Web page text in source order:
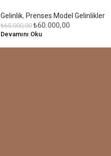
Gelinlik, Prenses Model Gelinlikler
₺65.000,00 ₺60.000,00
Devamını Oku